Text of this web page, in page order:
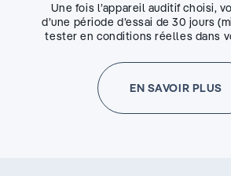
Une fois l’appareil auditif choisi,
d’une période d’essai de 30 jours
tester en conditions réelles dans
EN SAVOIR PLUS